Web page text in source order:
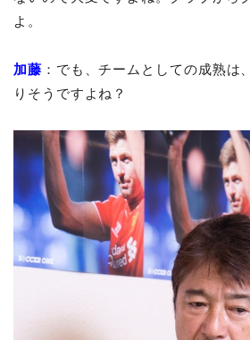
よ。
加藤 ：でも、チームとしての成熟は
りそうですよね？